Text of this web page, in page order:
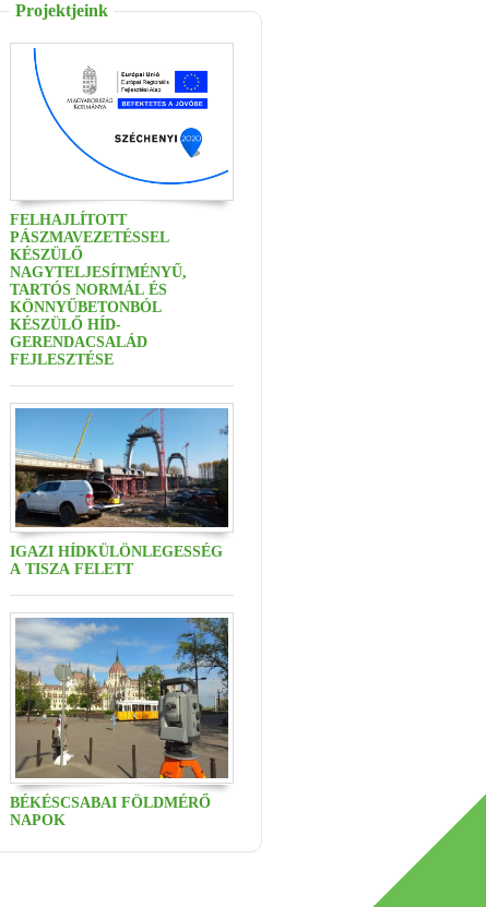
Projektjeink
FELHAJLÍTOTT
PÁSZMAVEZETÉSSEL
KÉSZÜLŐ
NAGYTELJESÍTMÉNYŰ,
TARTÓS NORMÁL ÉS
KÖNNYŰBETONBÓL
KÉSZÜLŐ HÍD-
GERENDACSALÁD
FEJLESZTÉSE
IGAZI HÍDKÜLÖNLEGESSÉG
A TISZA FELETT
BÉKÉSCSABAI FÖLDMÉRŐ
NAPOK